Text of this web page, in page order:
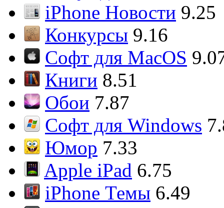
iPhone Новости 9.25
Конкурсы 9.16
Софт для MacOS
Книги 8.51
Обои 7.87
Софт для Windows
Юмор 7.33
Apple iPad 6.75
iPhone Темы 6.49